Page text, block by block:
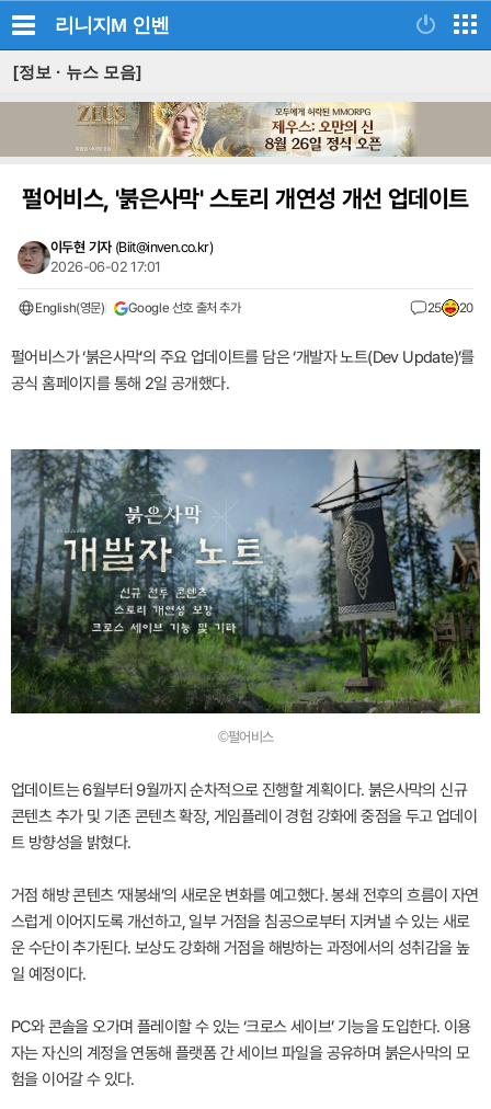
리니지M 인벤
[정보 · 뉴스 모음]
펄어비스, '붉은사막' 스토리 개연성 개선 업데이트
이두현 기자 (Biit@inven.co.kr)
2026-06-02 17:01
English(영문) Google 선호 출처 추가 25 20
펄어비스가 ‘붉은사막’의 주요 업데이트를 담은 ‘개발자 노트(Dev Update)’를
공식 홈페이지를 통해 2일 공개했다.
©펄어비스
업데이트는 6월부터 9월까지 순차적으로 진행할 계획이다. 붉은사막의 신규
콘텐츠 추가 및 기존 콘텐츠 확장, 게임플레이 경험 강화에 중점을 두고 업데이
트 방향성을 밝혔다.
거점 해방 콘텐츠 ‘재봉쇄’의 새로운 변화를 예고했다. 봉쇄 전후의 흐름이 자연
스럽게 이어지도록 개선하고, 일부 거점을 침공으로부터 지켜낼 수 있는 새로
운 수단이 추가된다. 보상도 강화해 거점을 해방하는 과정에서의 성취감을 높
일 예정이다.
PC와 콘솔을 오가며 플레이할 수 있는 ‘크로스 세이브’ 기능을 도입한다. 이용
자는 자신의 계정을 연동해 플랫폼 간 세이브 파일을 공유하며 붉은사막의 모
험을 이어갈 수 있다.